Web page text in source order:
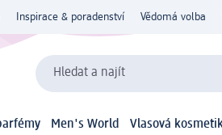
Inspirace & poradenství Vědomá volba
Hledat a najít
Men's World Vlasová